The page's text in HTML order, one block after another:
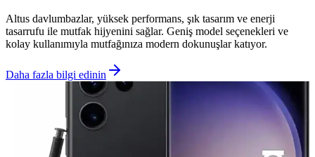
Altus davlumbazlar, yüksek performans, şık tasarım ve enerji
tasarrufu ile mutfak hijyenini sağlar. Geniş model seçenekleri ve
kolay kullanımıyla mutfağınıza modern dokunuşlar katıyor.
Daha fazla bilgi edinin